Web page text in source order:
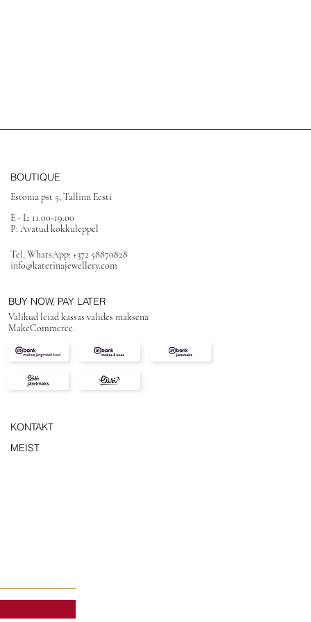
BOUTIQUE
Estonia pst 5, Tallinn Eesti
E - L: 11.00-19.00
P: Avatud kokkuleppel
Tel, WhatsApp: +372 58870828
info@katerinajewellery.com
BUY NOW, PAY LATER
Valikud leiad kassas valides maksena
MakeCommerce.
KONTAKT
MEIST